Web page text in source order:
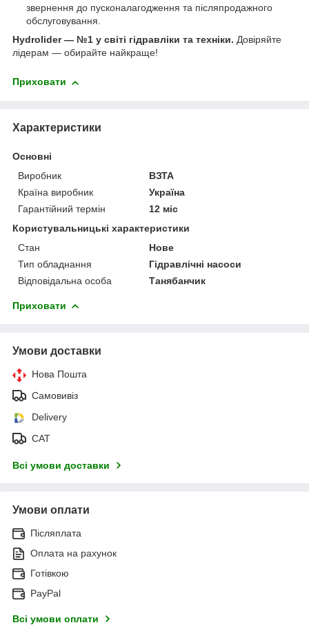
звернення до пусконалагодження та післяпродажного
обслуговування.
Hydrolider — №1 у світі гідравліки та техніки. Довіряйте
лідерам — обирайте найкраще!
Приховати
Характеристики
Основні
Виробник
ВЗТА
Країна виробник
Україна
Гарантійний термін
12 міс
Користувальницькі характеристики
Стан
Нове
Тип обладнання
Гідравлічні насоси
Відповідальна особа
Танябанчик
Приховати
Умови доставки
Нова Пошта
Самовивіз
Delivery
САТ
Всі умови доставки
Умови оплати
Післяплата
Оплата на рахунок
Готівкою
PayPal
Всі умови оплати